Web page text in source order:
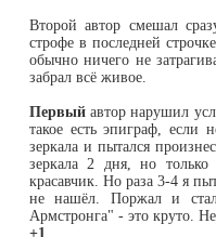
Второй автор смешал
строфе в последней
обычно ничего не
забрал всё живое.
Первыйавтор нарушил
такое есть эпиграф,
зеркала и пытался
зеркала 2 дня, но
красавчик. Но раза 3-4 я
не нашёл. Поржал и стал
Армстронга" - это круто. Не
+1